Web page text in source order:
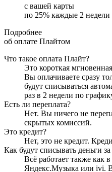
с вашей карты
по 25% каждые 2 недели
Подробнее
об оплате Плайтом
Что такое оплата Плайт?
Это короткая
Вы оплачиваете сразу
будут списываться
раз в 2 недели по
Есть ли переплата?
Нет. Вы ничего не
скрытых комиссий.
Это кредит?
Нет, это не кредит.
Как будут списывать деньги
Всё работает также как
Яндекс.Музыка или ivi.